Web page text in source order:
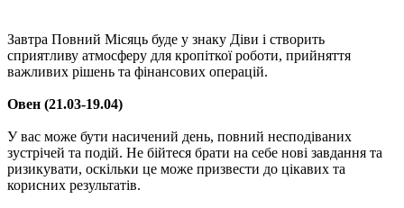
Завтра Повний Місяць буде у знаку Діви і створить
сприятливу атмосферу для кропіткої роботи, прийняття
важливих рішень та фінансових операцій.
Овен (21.03-19.04)
У вас може бути насичений день, повний несподіваних
зустрічей та подій. Не бійтеся брати на себе нові завдання та
ризикувати, оскільки це може призвести до цікавих та
корисних результатів.